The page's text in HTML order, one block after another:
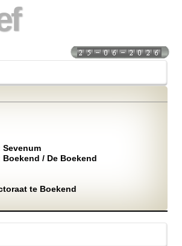
Sevenum
Boekend / De Boekend
te Boekend